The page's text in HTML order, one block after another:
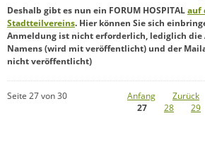
Deshalb gibt es nun ein FORUM HOSPITALauf
Stadtteilvereins. Hier können Sie sich
Anmeldung ist nicht erforderlich, lediglich die
Namens (wird mit veröffentlicht) und der
nicht veröffentlicht)
Seite 27 von 30 Anfang Zurück
27
28 29